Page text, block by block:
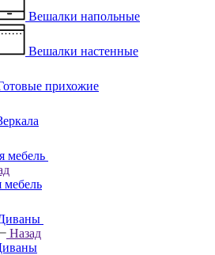
Вешалки напольные
Вешалки настенные
прихожие
мебель
мебель
Назад